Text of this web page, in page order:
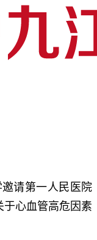
请第一人民医院
于心血管高危因素